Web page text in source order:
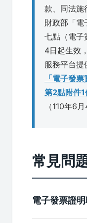
款、同法施
財政部「電
七點（電子
4日起生效
服務平台提
「電子發
第2點附件
（110年6
常見問
電子發票證